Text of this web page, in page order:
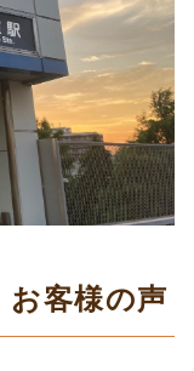
お客様の声